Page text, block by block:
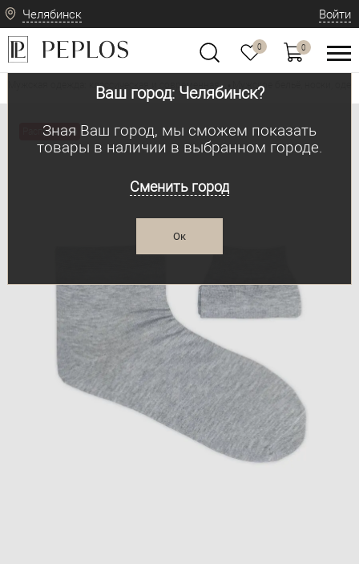
Челябинск
Ваш город: Челябинск?
Зная Ваш город, мы сможем показать
товары в наличии в выбранном городе.
Сменить город
Ок
Войти
0 0
Мужская одежда: классическая и современная Мужское бельё, носки,
Распродажа